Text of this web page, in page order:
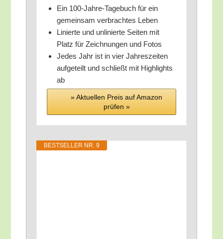
Ein 100-Jah­re-Tage­buch für ein
gemein­sam ver­brach­tes Leben
Linier­te und unli­nier­te Sei­ten mit
Platz für Zeich­nun­gen und Fotos
Jedes Jahr ist in vier Jah­res­zei­ten
auf­ge­teilt und schließt mit High­lights
ab
» Aktu­el­len Preis auf Ama­zon
prü­fen »
BEST­SEL­LER NR. 9